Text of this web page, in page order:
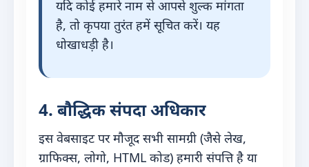
यदि कोई हमारे नाम से आपसे शुल्क मांगता
है, तो कृपया तुरंत हमें सूचित करें। यह
धोखाधड़ी है।
4. बौद्धिक संपदा अधिकार
इस वेबसाइट पर मौजूद सभी सामग्री (जैसे लेख,
ग्राफिक्स, लोगो, HTML कोड) हमारी संपत्ति है या